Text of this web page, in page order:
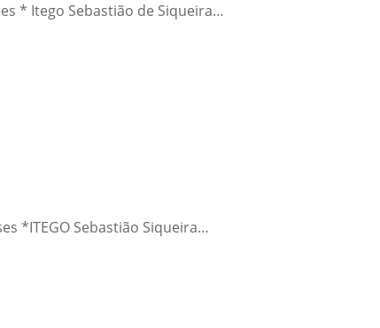
* Itego Sebastião de Siqueira…
*ITEGO Sebastião Siqueira…